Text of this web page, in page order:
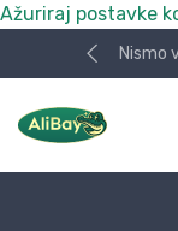
Ažuriraj postavke
Nismo